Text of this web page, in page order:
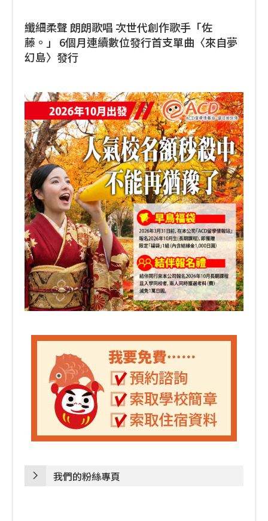
纖細柔聲 朗朗歌唱 次世代創作歌手「佐
藤。」 6個月連續數位發行首支單曲〈來自夢
幻島〉發行
我們的粉絲專頁